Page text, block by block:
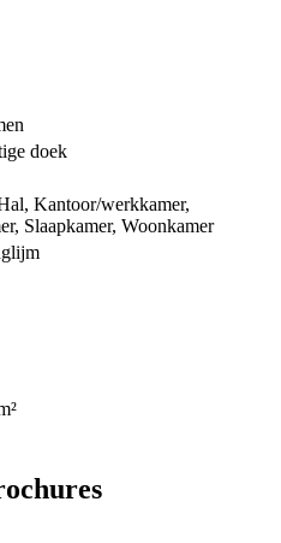
doek
, Kantoor/werkkamer,
, Slaapkamer, Woonkamer